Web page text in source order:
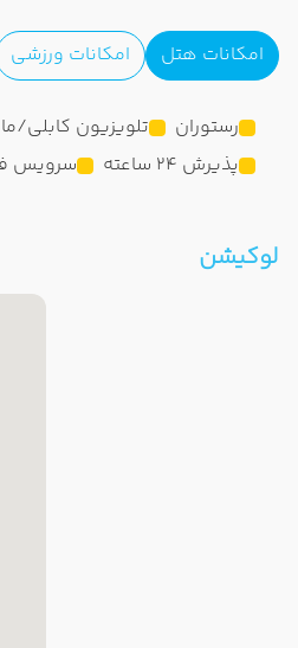
امکانات هتل امکانات ورزشی
رستوران تلویزیون کابلی/
پذیرش 24 ساعته
سرویس
لوکیشن